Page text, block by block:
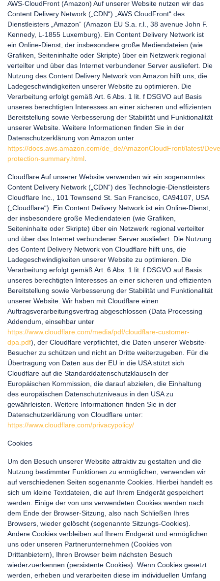
AWS-CloudFront (Amazon) Auf unserer Website nutzen wir das
Content Delivery Network („CDN“) „AWS CloudFront“ des
Dienstleisters „Amazon“ (Amazon EU S.a. r.l., 38 avenue John F.
Kennedy, L-1855 Luxemburg). Ein Content Delivery Network ist
ein Online-Dienst, der insbesondere große Mediendateien (wie
Grafiken, Seiteninhalte oder Skripte) über ein Netzwerk regional
verteilter und über das Internet verbundener Server ausliefert. Die
Nutzung des Content Delivery Network von Amazon hilft uns, die
Ladegeschwindigkeiten unserer Website zu optimieren. Die
Verarbeitung erfolgt gemäß Art. 6 Abs. 1 lit. f DSGVO auf Basis
unseres berechtigten Interesses an einer sicheren und effizienten
Bereitstellung sowie Verbesserung der Stabilität und Funktionalität
unserer Website. Weitere Informationen finden Sie in der
Datenschutzerklärung von Amazon unter
https://docs.aws.amazon.com/de_de/AmazonCloudFront/latest/
protection-summary.html
Cloudflare Auf unserer Website verwenden wir ein sogenanntes
Content Delivery Network („CDN“) des Technologie-Dienstleisters
Cloudflare Inc., 101 Townsend St. San Francisco, CA94107, USA
(„Cloudflare“). Ein Content Delivery Network ist ein Online-Dienst,
der insbesondere große Mediendateien (wie Grafiken,
Seiteninhalte oder Skripte) über ein Netzwerk regional verteilter
und über das Internet verbundener Server ausliefert. Die Nutzung
des Content Delivery Network von Cloudflare hilft uns, die
Ladegeschwindigkeiten unserer Website zu optimieren. Die
Verarbeitung erfolgt gemäß Art. 6 Abs. 1 lit. f DSGVO auf Basis
unseres berechtigten Interesses an einer sicheren und effizienten
Bereitstellung sowie Verbesserung der Stabilität und Funktionalität
unserer Website. Wir haben mit Cloudflare einen
Auftragsverarbeitungsvertrag abgeschlossen (Data Processing
Addendum, einsehbar unter
https://www.cloudflare.com/media/pdf/cloudflare-customer-
dpa.pdf), der Cloudflare verpflichtet, die Daten unserer Website-
Besucher zu schützen und nicht an Dritte weiterzugeben. Für die
Übertragung von Daten aus der EU in die USA stützt sich
Cloudflare auf die Standarddatenschutzklauseln der
Europäischen Kommission, die darauf abzielen, die Einhaltung
des europäischen Datenschutzniveaus in den USA zu
gewährleisten. Weitere Informationen finden Sie in der
Datenschutzerklärung von Cloudflare unter:
https://www.cloudflare.com/privacypolicy/
Cookies
Um den Besuch unserer Website attraktiv zu gestalten und die
Nutzung bestimmter Funktionen zu ermöglichen, verwenden wir
auf verschiedenen Seiten sogenannte Cookies. Hierbei handelt es
sich um kleine Textdateien, die auf Ihrem Endgerät gespeichert
werden. Einige der von uns verwendeten Cookies werden nach
dem Ende der Browser-Sitzung, also nach Schließen Ihres
Browsers, wieder gelöscht (sogenannte Sitzungs-Cookies).
Andere Cookies verbleiben auf Ihrem Endgerät und ermöglichen
uns oder unseren Partnerunternehmen (Cookies von
Drittanbietern), Ihren Browser beim nächsten Besuch
wiederzuerkennen (persistente Cookies). Wenn Cookies gesetzt
werden, erheben und verarbeiten diese im individuellen Umfang